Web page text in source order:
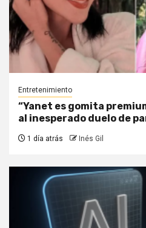
Entretenimiento
“Yanet es gomita
al inesperado duelo de
1 día atrás Inés Gil